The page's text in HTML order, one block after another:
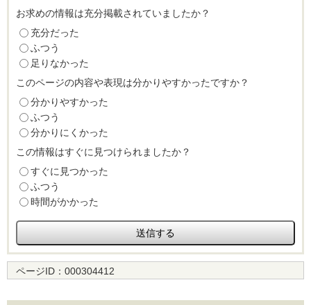
お求めの情報は充分掲載されていましたか？
充分だった
ふつう
足りなかった
このページの内容や表現は分かりやすかったですか？
分かりやすかった
ふつう
分かりにくかった
この情報はすぐに見つけられましたか？
すぐに見つかった
ふつう
時間がかかった
ページID： 000304412